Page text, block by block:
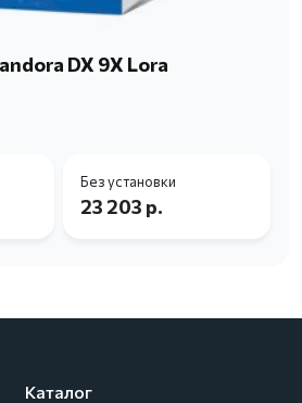
DX 9X Lora
Без установки
23 203 р.
Каталог